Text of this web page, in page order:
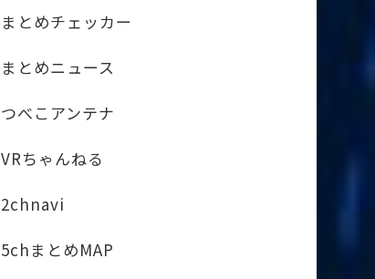
まとめチェッカー
まとめニュース
つべこアンテナ
VRちゃんねる
2chnavi
5chまとめMAP